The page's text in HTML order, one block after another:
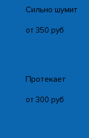
Cильно шумит
от 350 руб
Протекает
от 300 руб